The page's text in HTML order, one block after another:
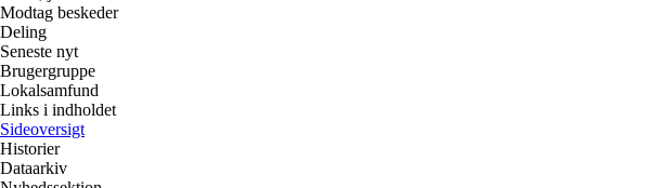
Modtag beskeder
Deling
Seneste nyt
Brugergruppe
Lokalsamfund
Links i indholdet
Sideoversigt
Historier
Dataarkiv